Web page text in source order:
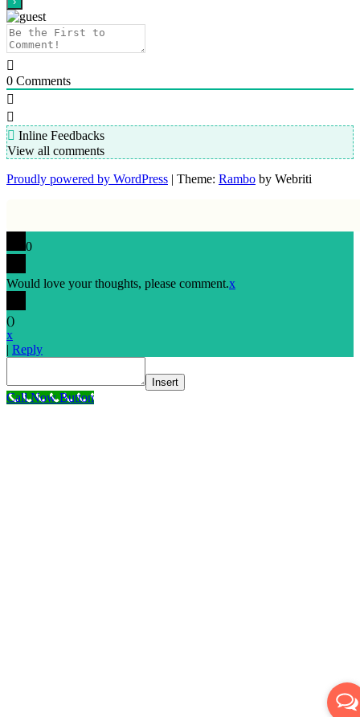
0 Comments
Inline Feedbacks
View all comments
Proudly powered by WordPress | Theme: Rambo by Webriti
0
Would love your thoughts, please comment.x
()
x
| Reply
Insert
Call Now Button